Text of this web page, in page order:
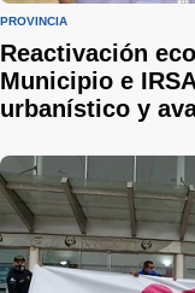
PROVINCIA
Reactivación
Municipio e
urbanístico y